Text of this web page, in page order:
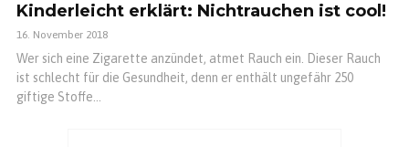
Kinderleicht erklärt: Nichtrauchen ist cool!
16. November 2018
Wer sich eine Zigarette anzündet, atmet Rauch ein. Dieser Rauch
ist schlecht für die Gesundheit, denn er enthält ungefähr 250
giftige Stoffe...